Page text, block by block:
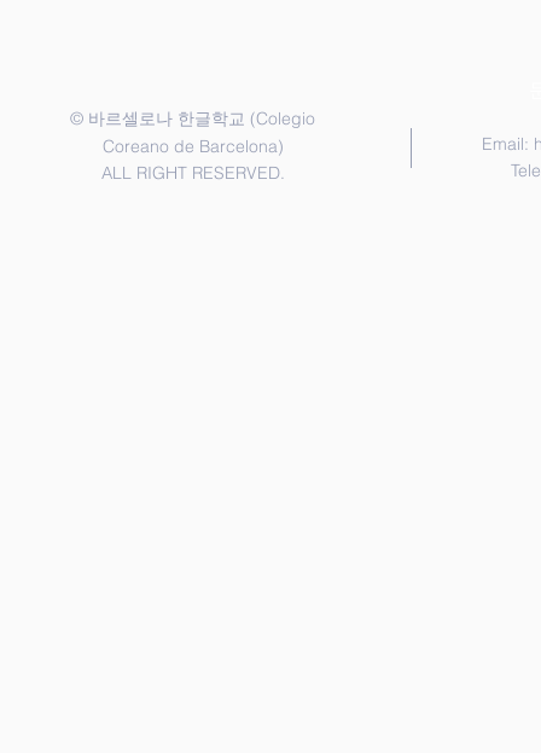
© 바르셀로나 한글학교 (Colegio
Coreano de Barcelona)
ALL RIGHT RESERVED.
Email: